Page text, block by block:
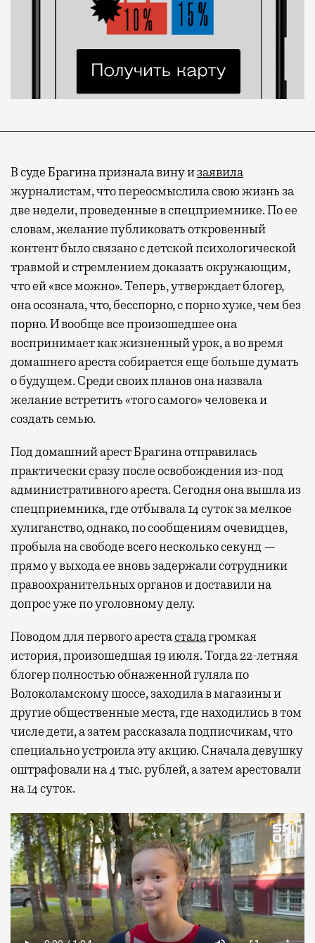
В суде Брагина признала вину изаявила
журналистам, что переосмыслила свою жизнь за
две недели, проведенные в спецприемнике. По ее
словам, желание публиковать откровенный
контент было связано с детской психологической
травмой и стремлением доказать окружающим,
что ей «все можно». Теперь, утверждает блогер,
она осознала, что, бесспорно, с порно хуже, чем без
порно. И вообще все произошедшее она
воспринимает как жизненный урок, а во время
домашнего ареста собирается еще больше думать
о будущем. Среди своих планов она назвала
желание встретить «того самого» человека и
создать семью.
Под домашний арест Брагина отправилась
практически сразу после освобождения из-под
административного ареста. Сегодня она вышла из
спецприемника, где отбывала 14 суток за мелкое
хулиганство, однако, по сообщениям очевидцев,
пробыла на свободе всего несколько секунд —
прямо у выхода ее вновь задержали сотрудники
правоохранительных органов и доставили на
допрос уже по уголовному делу.
Поводом для первого арестасталагромкая
история, произошедшая 19 июля. Тогда 22-летняя
блогер полностью обнаженной гуляла по
Волоколамскому шоссе, заходила в магазины и
другие общественные места, где находились в том
числе дети, а затем рассказала подписчикам, что
специально устроила эту акцию. Сначала девушку
оштрафовали на 4 тыс. рублей, а затем арестовали
на 14 суток.